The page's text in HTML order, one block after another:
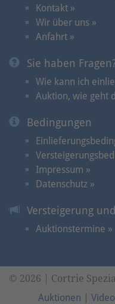
Kontakt »
Wir über uns »
Anfahrt »
Sie haben
Wie kann ich
Auktion, wie geht
Bedingungen
Impressum »
Datenschutz »
Versteigerung
Auktionstermine »
© 2026 | Cortrie
Auktionen